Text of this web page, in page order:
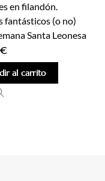
en filandón.
fantásticos (o no)
Santa Leonesa
€
al carrito